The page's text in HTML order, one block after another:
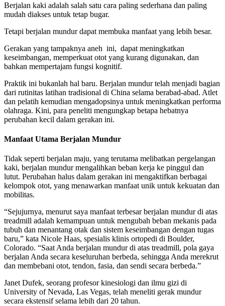
Berjalan kaki adalah salah satu cara paling sederhana dan paling
mudah diakses untuk tetap bugar.
Tetapi berjalan mundur dapat membuka manfaat yang lebih besar.
Gerakan yang tampaknya aneh ini, dapat meningkatkan
keseimbangan, memperkuat otot yang kurang digunakan, dan
bahkan mempertajam fungsi kognitif.
Praktik ini bukanlah hal baru. Berjalan mundur telah menjadi bagian
dari rutinitas latihan tradisional di China selama berabad-abad. Atlet
dan pelatih kemudian mengadopsinya untuk meningkatkan performa
olahraga. Kini, para peneliti mengungkap betapa hebatnya
perubahan kecil dalam gerakan ini.
Manfaat Utama Berjalan Mundur
Tidak seperti berjalan maju, yang terutama melibatkan pergelangan
kaki, berjalan mundur mengalihkan beban kerja ke pinggul dan
lutut. Perubahan halus dalam gerakan ini mengaktifkan berbagai
kelompok otot, yang menawarkan manfaat unik untuk kekuatan dan
mobilitas.
“Sejujurnya, menurut saya manfaat terbesar berjalan mundur di atas
treadmill adalah kemampuan untuk mengubah beban mekanis pada
tubuh dan menantang otak dan sistem keseimbangan dengan tugas
baru,” kata Nicole Haas, spesialis klinis ortopedi di Boulder,
Colorado. “Saat Anda berjalan mundur di atas treadmill, pola gaya
berjalan Anda secara keseluruhan berbeda, sehingga Anda merekrut
dan membebani otot, tendon, fasia, dan sendi secara berbeda.”
Janet Dufek, seorang profesor kinesiologi dan ilmu gizi di
University of Nevada, Las Vegas, telah meneliti gerak mundur
secara ekstensif selama lebih dari 20 tahun.